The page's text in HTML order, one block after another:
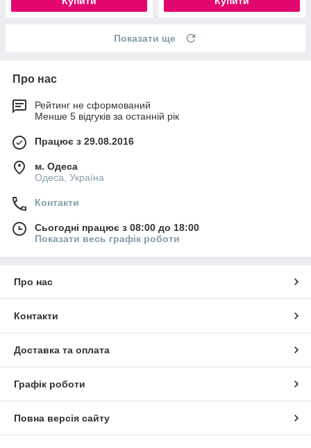
Показати ще
Про нас
Рейтинг не сформований
Менше 5 відгуків за останній рік
Працює з 29.08.2016
м. Одеса
Одеса, Україна
Контакти
Сьогодні працює з 08:00 до 18:00
Показати весь графік роботи
Про нас
Контакти
Доставка та оплата
Графік роботи
Повна версія сайту